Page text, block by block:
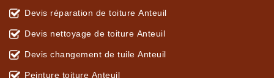
Devis réparation de toiture Anteuil
Devis nettoyage de toiture Anteuil
Devis changement de tuile Anteuil
Peinture toiture Anteuil